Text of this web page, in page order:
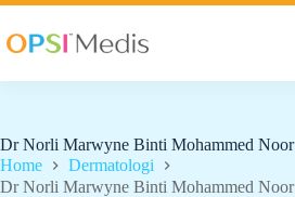
Dr Norli Marwyne Binti Mohammed Noor
Home
Dermatologi
Dr Norli Marwyne Binti Mohammed Noor